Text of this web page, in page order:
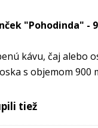
"Pohodinda" -
kávu, čaj alebo
s objemom 900
tiež